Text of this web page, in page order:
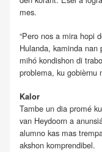
mes.
“Pero nos a mira hopi
Hulanda, kaminda
mihó kondishon di
problema, ku gobièrnu
Kalor
Tambe un dia promé
van Heydoorn a
alumno kas mas
akshon komprendibel.